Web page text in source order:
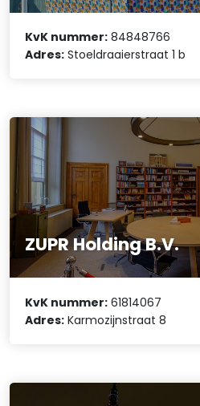
KvK nummer: 84848766
Adres: Stoeldraaierstraat 1 b
ZUPR Holding B.V.
KvK nummer: 61814067
Adres: Karmozijnstraat 8